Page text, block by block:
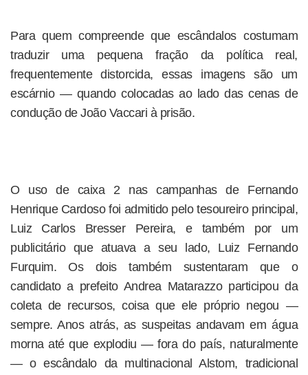
Para quem compreende que escândalos costumam
traduzir uma pequena fração da política real,
frequentemente distorcida, essas imagens são um
escárnio — quando colocadas ao lado das cenas de
condução de João Vaccari à prisão.
O uso de caixa 2 nas campanhas de Fernando
Henrique Cardoso foi admitido pelo tesoureiro principal,
Luiz Carlos Bresser Pereira, e também por um
publicitário que atuava a seu lado, Luiz Fernando
Furquim. Os dois também sustentaram que o
candidato a prefeito Andrea Matarazzo participou da
coleta de recursos, coisa que ele próprio negou —
sempre. Anos atrás, as suspeitas andavam em água
morna até que explodiu — fora do país, naturalmente
— o escândalo da multinacional Alstom, tradicional